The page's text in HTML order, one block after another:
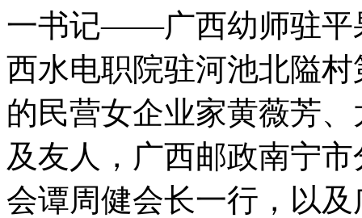
一书记——广西幼师驻平
西水电职院驻河池北隘
的民营女企业家黄薇芳
及友人，广西邮政南宁
会谭周健会长一行，以